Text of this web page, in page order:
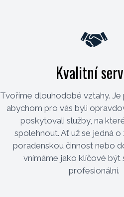
Kvalitní
Tvoříme dlouhodobé vztahy. Je
abychom pro vás byli
poskytovali služby, na
spolehnout. Ať už se jedná o
poradenskou činnost nebo
vnímáme jako klíčové být
profesionální.